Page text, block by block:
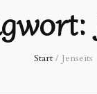
Start / Jenseits